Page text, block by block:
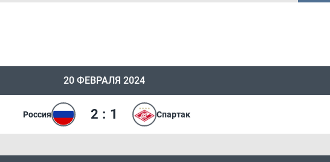
20 ФЕВРАЛЯ 2024
Россия 2 : 1 Спартак